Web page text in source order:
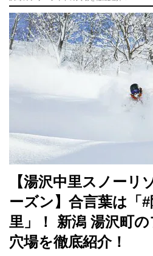
【湯沢中里スノーリ
ーズン】合言葉は「
里」！ 新潟 湯沢町
穴場を徹底紹介！